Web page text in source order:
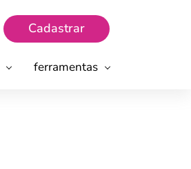
Cadastrar
ferramentas